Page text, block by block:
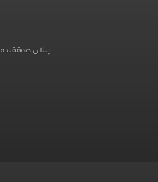
پىلان ھەققىدە